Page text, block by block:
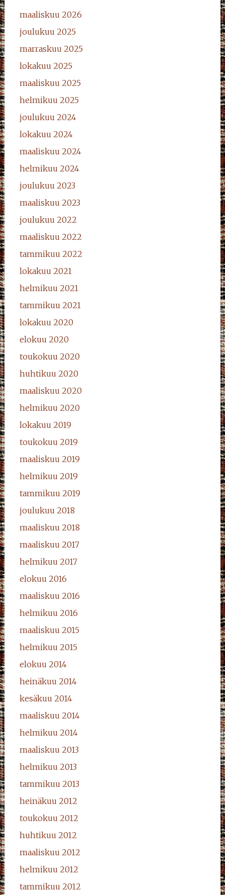
maaliskuu 2026
joulukuu 2025
marraskuu 2025
lokakuu 2025
maaliskuu 2025
helmikuu 2025
joulukuu 2024
lokakuu 2024
maaliskuu 2024
helmikuu 2024
joulukuu 2023
maaliskuu 2023
joulukuu 2022
maaliskuu 2022
tammikuu 2022
lokakuu 2021
helmikuu 2021
tammikuu 2021
lokakuu 2020
elokuu 2020
toukokuu 2020
huhtikuu 2020
maaliskuu 2020
helmikuu 2020
lokakuu 2019
toukokuu 2019
maaliskuu 2019
helmikuu 2019
tammikuu 2019
joulukuu 2018
maaliskuu 2018
maaliskuu 2017
helmikuu 2017
elokuu 2016
maaliskuu 2016
helmikuu 2016
maaliskuu 2015
helmikuu 2015
elokuu 2014
heinäkuu 2014
kesäkuu 2014
maaliskuu 2014
helmikuu 2014
maaliskuu 2013
helmikuu 2013
tammikuu 2013
heinäkuu 2012
toukokuu 2012
huhtikuu 2012
maaliskuu 2012
helmikuu 2012
tammikuu 2012